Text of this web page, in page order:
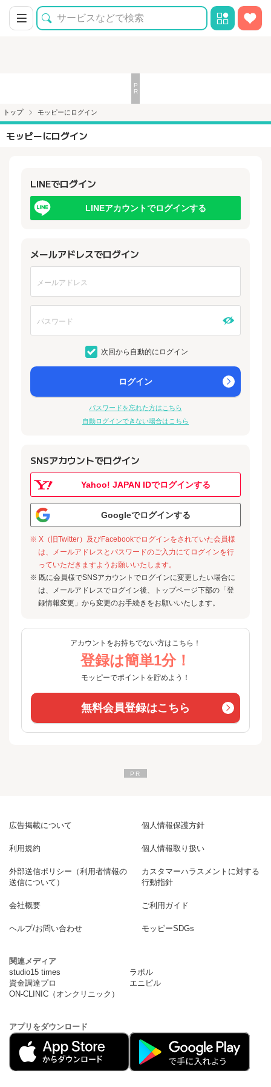
トップ モッピーにログイン
モッピーにログイン
LINEでログイン
LINEアカウントでログインする
メールアドレスでログイン
次回から自動的にログイン
ログイン
パスワードを忘れた方はこちら
自動ログインできない場合はこちら
SNSアカウントでログイン
Yahoo! JAPAN IDでログインする
Googleでログインする
※ X（旧Twitter）及びFacebookでログインをされていた会員様
は、メールアドレスとパスワードのご入力にてログインを行
っていただきますようお願いいたします。
※ 既に会員様でSNSアカウントでログインに変更したい場合に
は、メールアドレスでログイン後、トップページ下部の「登
録情報変更」から変更のお手続きをお願いいたします。
アカウントをお持ちでない方はこちら！
登録は簡単1分！
モッピーでポイントを貯めよう！
無料会員登録はこちら
広告掲載について 個人情報保護方針
利用規約 個人情報取り扱い
外部送信ポリシー（利用者情報の
送信について）
カスタマーハラスメントに対する
行動指針
会社概要 ご利用ガイド
ヘルプ/お問い合わせ モッピーSDGs
関連メディア
studio15 times
ラボル
資金調達プロ
エニピル
ON-CLINIC（オンクリニック）
アプリをダウンロード